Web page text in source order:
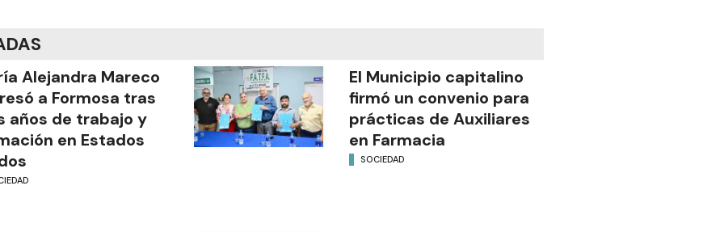
Alejandra Mareco
a Formosa tras
años de trabajo y
en Estados
El Municipio capitalino
firmó un convenio para
prácticas de Auxiliares
en Farmacia
SOCIEDAD